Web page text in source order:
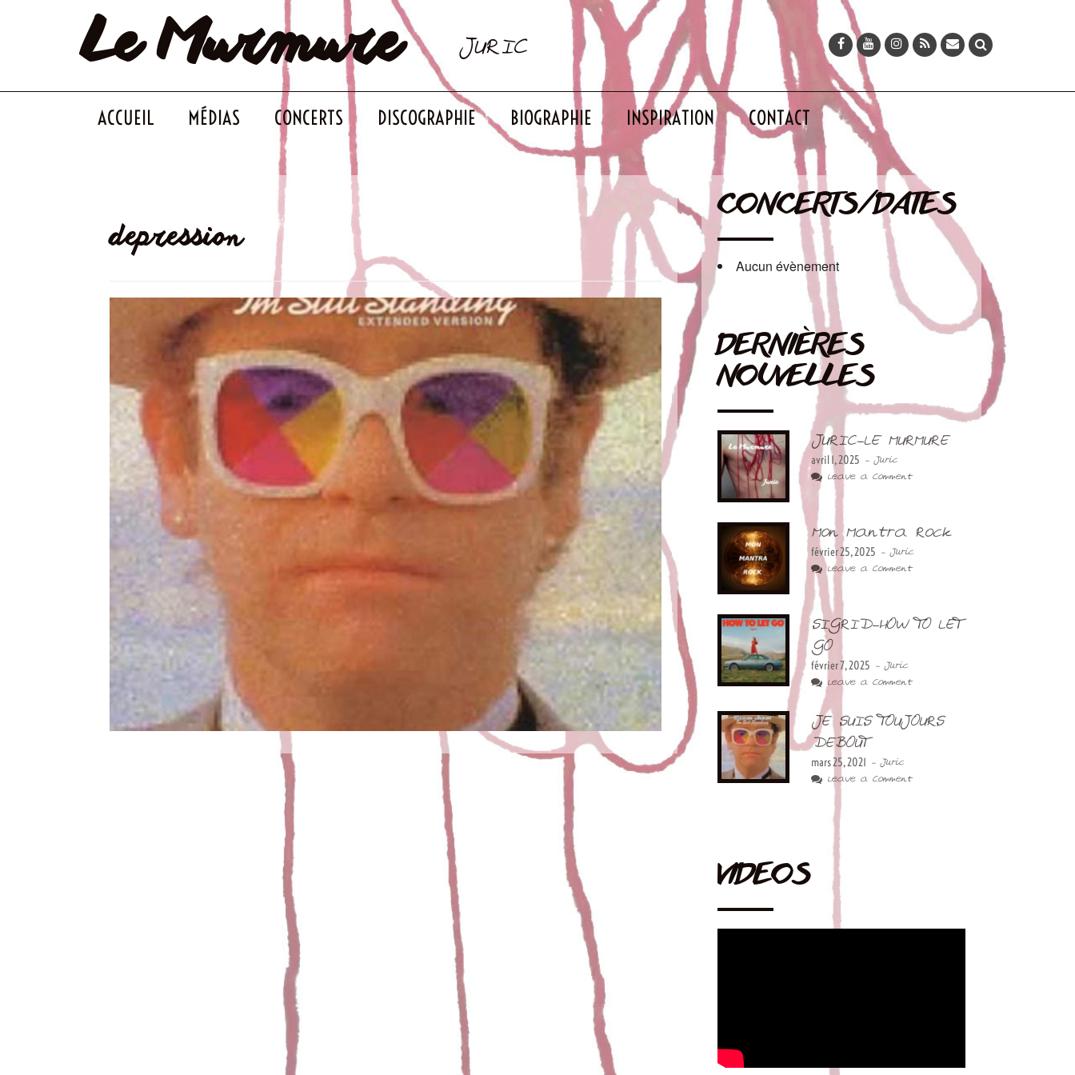
Le Murmure JURIC
ACCUEIL MÉDIAS CONCERTS DISCOGRAPHIE BIOGRAPHIE INSPIRATION CONTACT
depression
JE SUIS TOUJOURS DEBOUT
25 mars 2021
Juric
Leave a Comment
Tenons nous fier et droit… Parce que malgré tout ce que nous traversons. Toutes les
angoisses, toutes nos peurs, toutes nos errances, toute notre solitude. Les jugements que j’ai
pu poser sur moi ne m’ont pas achevé. Je suis toujours debout !!! Je souhaite qu’aussi profond
que soit ta peine et qu’à l’endroit où tu […]
CONCERTS/DATES
Aucun évènement
DERNIÈRES
NOUVELLES
JURIC-LE MURMURE
avril 1, 2025 - Juric
Leave a Comment
Mon Mantra Rock
février 25, 2025 - Juric
Leave a Comment
SIGRID-HOW TO LET
GO
février 7, 2025 - Juric
Leave a Comment
JE SUIS TOUJOURS
DEBOUT
mars 25, 2021 - Juric
Leave a Comment
VIDEOS